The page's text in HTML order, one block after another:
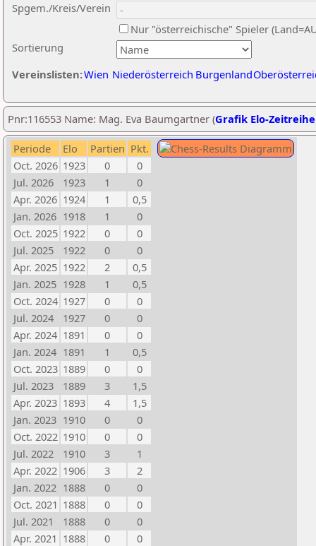
Sortierung
Spgem./Kreis/Verein
Nur "österreichische" Spieler
Vereinslisten:Wien Niederösterreich Burgenland
Pnr:116553 Name: Mag. Eva Baumgartner (Grafik Elo-Zeitreihe
Periode Elo Partien Pkt.
Oct. 2026 1923 0
0
Jul. 2026
1923 1
0
Apr. 2026 1924 1
0,5
Jan. 2026 1918 1
0
Oct. 2025 1922 0
0
Jul. 2025
1922 0
0
Apr. 2025 1922 2
0,5
Jan. 2025 1928 1
0,5
Oct. 2024 1927 0
0
Jul. 2024
1927 0
0
Apr. 2024 1891 0
0
Jan. 2024 1891 1
0,5
Oct. 2023 1889 0
0
Jul. 2023
1889 3
1,5
Apr. 2023 1893 4
1,5
Jan. 2023 1910 0
0
Oct. 2022 1910 0
0
Jul. 2022
1910 3
1
Apr. 2022 1906 3
2
Jan. 2022 1888 0
0
Oct. 2021 1888 0
0
Jul. 2021
1888 0
0
Apr. 2021 1888 0
0